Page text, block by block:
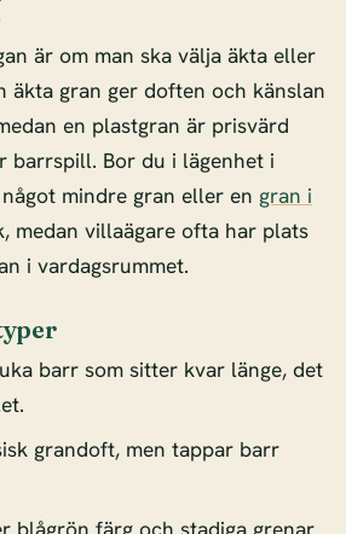
är om man ska välja äkta eller
äkta gran ger doften och känslan
en plastgran är prisvärd
barrspill. Bor du i lägenhet i
mindre gran eller en gran i
medan villaägare ofta har plats
i vardagsrummet.
barr som sitter kvar länge, det
grandoft, men tappar barr